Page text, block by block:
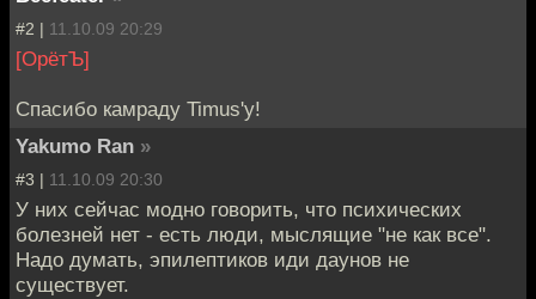
#2 | 11.10.09 20:29
[ОрётЪ]
Спасибо камраду Timus'у!
Yakumo Ran »
#3 | 11.10.09 20:30
У них сейчас модно говорить, что психических
болезней нет - есть люди, мыслящие "не как все".
Надо думать, эпилептиков иди даунов не
существует.